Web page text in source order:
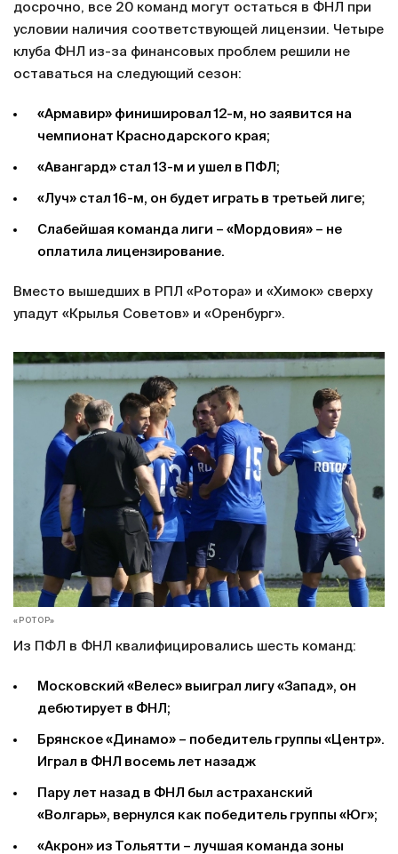
досрочно, все 20 команд могут остаться в ФНЛ при
условии наличия соответствующей лицензии. Четыре
клуба ФНЛ из-за финансовых проблем решили не
оставаться на следующий сезон:
«Армавир» финишировал 12-м, но заявится на
чемпионат Краснодарского края;
«Авангард» стал 13-м и ушел в ПФЛ;
«Луч» стал 16-м, он будет играть в третьей лиге;
Слабейшая команда лиги – «Мордовия» – не
оплатила лицензирование.
Вместо вышедших в РПЛ «Ротора» и «Химок» сверху
упадут «Крылья Советов» и «Оренбург».
«РОТОР»
Из ПФЛ в ФНЛ квалифицировались шесть команд:
Московский «Велес» выиграл лигу «Запад», он
дебютирует в ФНЛ;
Брянское «Динамо» – победитель группы «Центр».
Играл в ФНЛ восемь лет назадж
Пару лет назад в ФНЛ был астраханский
«Волгарь», вернулся как победитель группы «Юг»;
«Акрон» из Тольятти – лучшая команда зоны